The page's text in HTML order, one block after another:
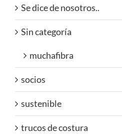
Se dice de nosotros..
Sin categoría
muchafibra
socios
sustenible
trucos de costura